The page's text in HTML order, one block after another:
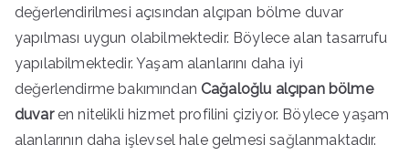
değerlendirilmesi açısından alçıpan bölme duvar
yapılması uygun olabilmektedir. Böylece alan tasarrufu
yapılabilmektedir. Yaşam alanlarını daha iyi
değerlendirme bakımından Cağaloğlu alçıpan bölme
duvaren nitelikli hizmet profilini çiziyor. Böylece yaşam
alanlarının daha işlevsel hale gelmesi sağlanmaktadır.